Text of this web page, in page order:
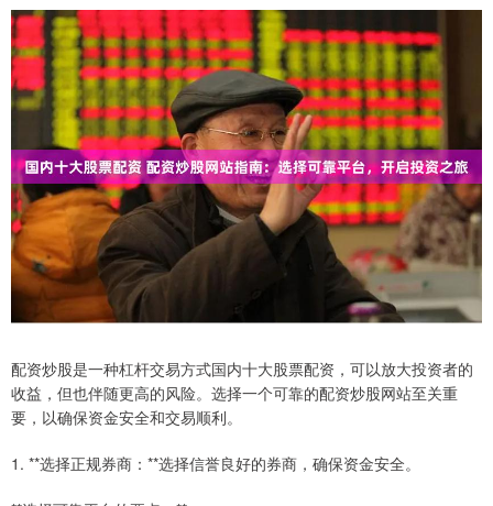
配资炒股是一种杠杆交易方式国内十大股票配资，可以放大投资者的
收益，但也伴随更高的风险。选择一个可靠的配资炒股网站至关重
要，以确保资金安全和交易顺利。
1. **选择正规券商：**选择信誉良好的券商，确保资金安全。